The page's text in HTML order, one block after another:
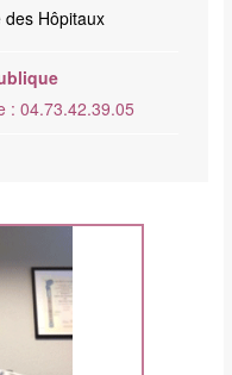
Hôpitaux
: 04.73.42.39.05